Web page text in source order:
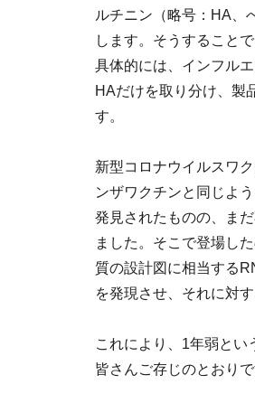
ルチニン（略号：HA、
します。そうすること
具体的には、インフル
HAだけを取り分け、製
す。
新型コロナウイルスワ
ンザワクチンと同じよ
発見されたものの、ま
ました。そこで登場し
質の設計図に相当する
を発現させ、それに対
これにより、1年弱とい
皆さんご存じのとおりで